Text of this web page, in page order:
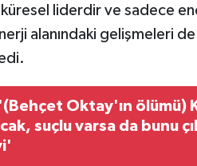
liderdir ve sadece
alanındaki gelişmeleri
Oktay'ın ölümü)
suçlu varsa da bunu